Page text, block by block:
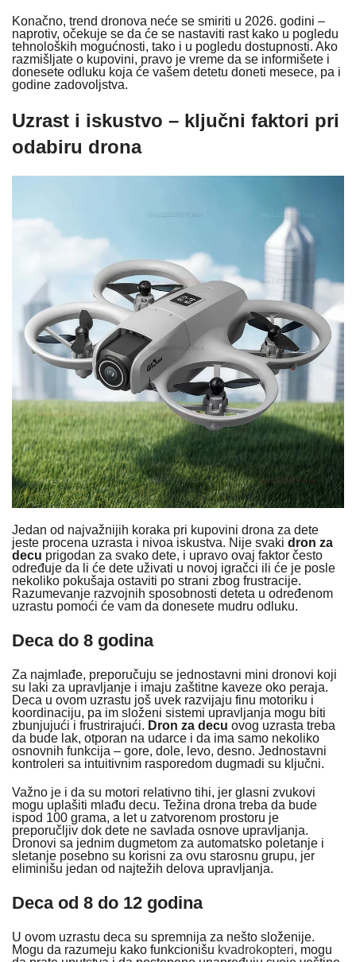
Konačno, trend dronova neće se smiriti u 2026. godini –
naprotiv, očekuje se da će se nastaviti rast kako u pogledu
tehnoloških mogućnosti, tako i u pogledu dostupnosti. Ako
razmišljate o kupovini, pravo je vreme da se informišete i
donesete odluku koja će vašem detetu doneti mesece, pa i
godine zadovoljstva.
Uzrast i iskustvo – ključni faktori pri
odabiru drona
Jedan od najvažnijih koraka pri kupovini drona za dete
jeste procena uzrasta i nivoa iskustva. Nije svaki dron za
decu prigodan za svako dete, i upravo ovaj faktor često
određuje da li će dete uživati u novoj igračci ili će je posle
nekoliko pokušaja ostaviti po strani zbog frustracije.
Razumevanje razvojnih sposobnosti deteta u određenom
uzrastu pomoći će vam da donesete mudru odluku.
Deca do 8 godina
Za najmlađe, preporučuju se jednostavni mini dronovi koji
su laki za upravljanje i imaju zaštitne kaveze oko peraja.
Deca u ovom uzrastu još uvek razvijaju finu motoriku i
koordinaciju, pa im složeni sistemi upravljanja mogu biti
zbunjujući i frustrirajući. Dron za decu ovog uzrasta treba
da bude lak, otporan na udarce i da ima samo nekoliko
osnovnih funkcija – gore, dole, levo, desno. Jednostavni
kontroleri sa intuitivnim rasporedom dugmadi su ključni.
Važno je i da su motori relativno tihi, jer glasni zvukovi
mogu uplašiti mlađu decu. Težina drona treba da bude
ispod 100 grama, a let u zatvorenom prostoru je
preporučljiv dok dete ne savlada osnove upravljanja.
Dronovi sa jednim dugmetom za automatsko poletanje i
sletanje posebno su korisni za ovu starosnu grupu, jer
eliminišu jedan od najtežih delova upravljanja.
Deca od 8 do 12 godina
U ovom uzrastu deca su spremnija za nešto složenije.
Mogu da razumeju kako funkcionišu kvadrokopteri, mogu